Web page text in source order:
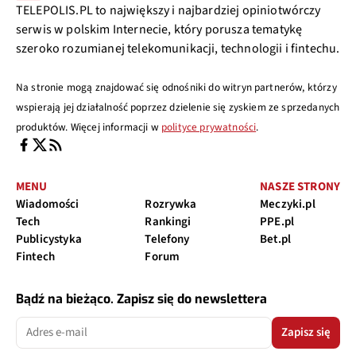
TELEPOLIS.PL to największy i najbardziej opiniotwórczy
serwis w polskim Internecie, który porusza tematykę
szeroko rozumianej telekomunikacji, technologii i fintechu.
Na stronie mogą znajdować się odnośniki do witryn partnerów, którzy
wspierają jej działalność poprzez dzielenie się zyskiem ze sprzedanych
produktów. Więcej informacji w polityce prywatności.
MENU
Wiadomości
Tech
Publicystyka
Fintech
Rozrywka
Rankingi
Telefony
Forum
NASZE STRONY
Meczyki.pl
PPE.pl
Bet.pl
Bądź na bieżąco. Zapisz się do newslettera
Zapisz się